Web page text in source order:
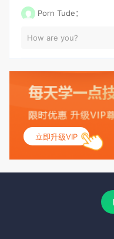
Porn Tude：
How are you?
立即升级VIP